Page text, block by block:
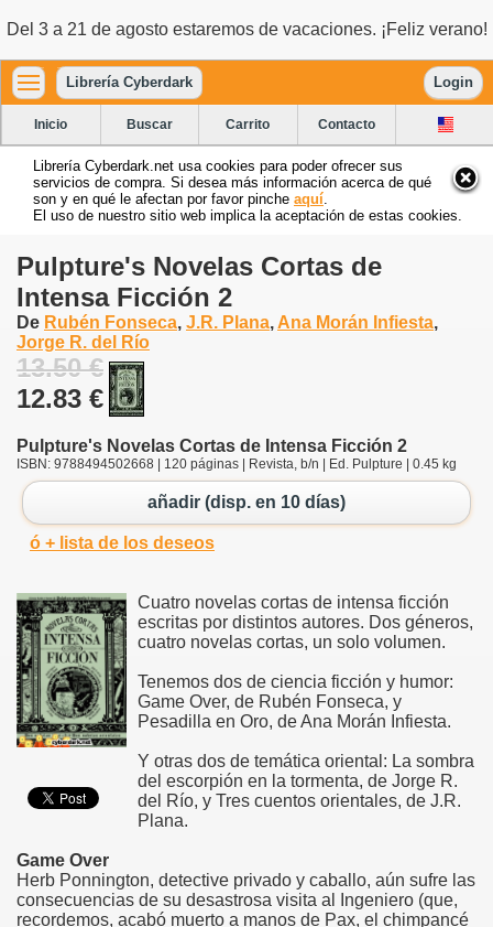
Del 3 a 21 de agosto estaremos de vacaciones. ¡Feliz verano!
Librería Cyberdark Login
Inicio Buscar Carrito Contacto
Librería Cyberdark.net usa cookies para poder ofrecer sus
servicios de compra. Si desea más información acerca de qué
son y en qué le afectan por favor pinche aquí
El uso de nuestro sitio web implica la aceptación de estas cookies.
Pulpture's Novelas Cortas de
Intensa Ficción 2
De Rubén Fonseca, J.R. Plana, Ana Morán Infiesta,
Jorge R. del Río
13.50 €
12.83 €
Pulpture's Novelas Cortas de Intensa Ficción 2
ISBN: 9788494502668 | 120 páginas | Revista, b/n | Ed. Pulpture | 0.45 kg
añadir (disp. en 10 días)
ó + lista de los deseos
Cuatro novelas cortas de intensa ficción
escritas por distintos autores. Dos géneros,
cuatro novelas cortas, un solo volumen.
Tenemos dos de ciencia ficción y humor:
Game Over, de Rubén Fonseca, y
Pesadilla en Oro, de Ana Morán Infiesta.
Y otras dos de temática oriental: La sombra
del escorpión en la tormenta, de Jorge R.
del Río, y Tres cuentos orientales, de J.R.
Plana.
Game Over
Herb Ponnington, detective privado y caballo, aún sufre las
consecuencias de su desastrosa visita al Ingeniero (que,
recordemos, acabó muerto a manos de Pax, el chimpancé